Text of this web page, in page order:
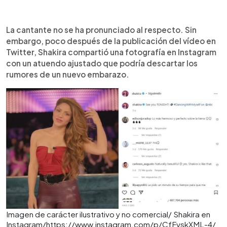
La cantante no se ha pronunciado al respecto. Sin
embargo, poco después de la publicación del vídeo en
Twitter, Shakira compartió una fotografía en Instagram
con un atuendo ajustado que podría descartar los
rumores de un nuevo embarazo.
Imagen de carácter ilustrativo y no comercial/ Shakira en
Instagram/https://www.instagram.com/p/CfFvskXML-4/